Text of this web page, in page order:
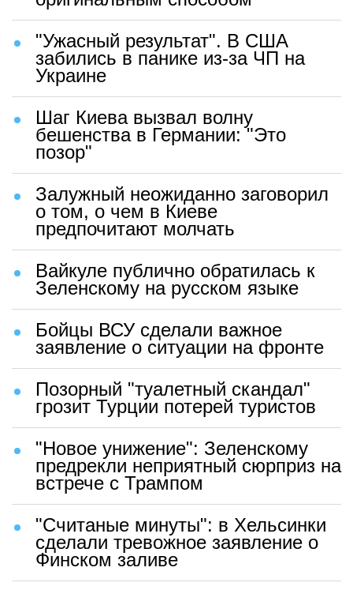
"Ужасный результат". В США
забились в панике из-за ЧП на
Украине
Шаг Киева вызвал волну
бешенства в Германии: "Это
позор"
Залужный неожиданно заговорил
о том, о чем в Киеве
предпочитают молчать
Вайкуле публично обратилась к
Зеленскому на русском языке
Бойцы ВСУ сделали важное
заявление о ситуации на фронте
Позорный "туалетный скандал"
грозит Турции потерей туристов
"Новое унижение": Зеленскому
предрекли неприятный сюрприз на
встрече с Трампом
"Считаные минуты": в Хельсинки
сделали тревожное заявление о
Финском заливе